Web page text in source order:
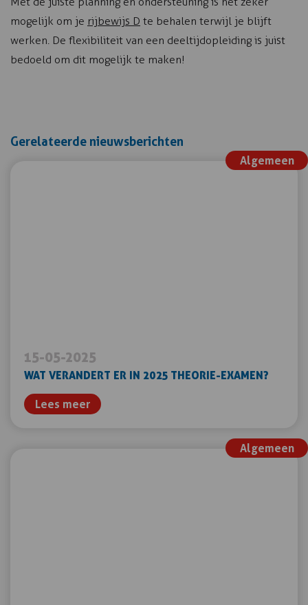
mogelijk om je rijbewijs D te behalen terwijl je blijft
werken. De flexibiliteit van een deeltijdopleiding is juist
bedoeld om dit mogelijk te maken!
Gerelateerde nieuwsberichten
Algemeen
15-05-2025
WAT VERANDERT ER IN 2025 THEORIE-EXAMEN?
Lees meer
Algemeen